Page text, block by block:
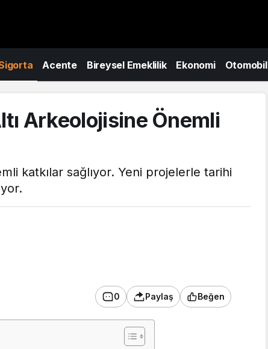
Acente Bireysel Emeklilik Ekonomi Otomobil
Arkeolojisine Önemli
katkılar sağlıyor. Yeni projelerle tarihi
0 Paylaş Beğen